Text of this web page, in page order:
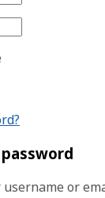
or